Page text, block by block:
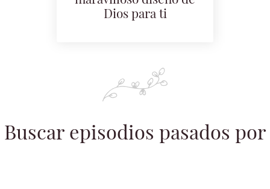
Dios para ti
Buscar episodios pasados por